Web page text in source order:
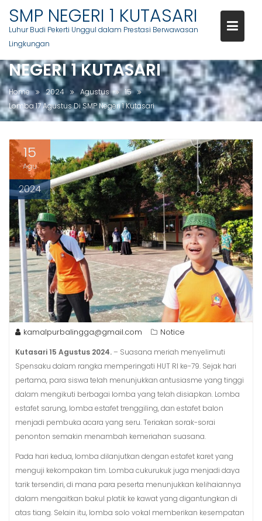
content
SMP NEGERI 1 KUTASARI
Luhur Budi Pekerti Unggul dalam Prestasi Berwawasan
Lingkungan
LOMBA 17 AGUSTUS DI SMP
NEGERI 1 KUTASARI
Home 2024 Agustus
15
Lomba 17 Agustus Di SMP Negeri 1 Kutasari
15
Agu
2024
kamalpurbalingga@gmail.com Notice
Kutasari 15 Agustus 2024.– Suasana meriah menyelimuti
Spensaku dalam rangka memperingati HUT RI ke-79. Sejak hari
pertama, para siswa telah menunjukkan antusiasme yang tinggi
dalam mengikuti berbagai lomba yang telah disiapkan. Lomba
estafet sarung, lomba estafet trenggiling, dan estafet balon
menjadi pembuka acara yang seru. Teriakan sorak-sorai
penonton semakin menambah kemeriahan suasana.
Pada hari kedua, lomba dilanjutkan dengan estafet karet yang
menguji kekompakan tim. Lomba cukurukuk juga menjadi daya
tarik tersendiri, di mana para peserta menunjukkan kelihaiannya
dalam mengaitkan bakul platik ke kawat yang digantungkan di
atas tiang. Selain itu, lomba solo vokal memberikan kesempatan